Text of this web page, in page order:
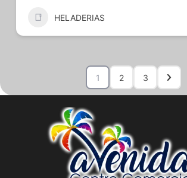
HELADERIAS
1 2 3